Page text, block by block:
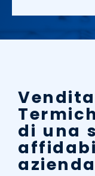
di una
azienda